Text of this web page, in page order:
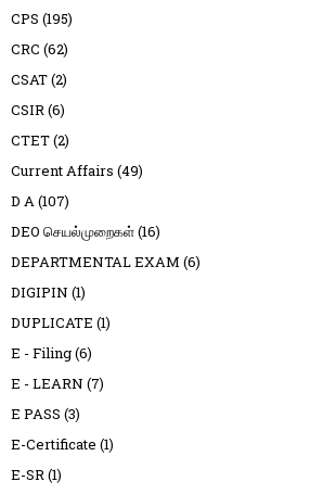
CPS (195)
CRC (62)
CSAT(2)
CSIR(6)
CTET(2)
Current Affairs (49)
D A(107)
DEO செயல்முறைகள்(16)
DEPARTMENTAL EXAM (6)
DIGIPIN (1)
DUPLICATE (1)
E - Filing(6)
E - LEARN (7)
E PASS (3)
E-Certificate (1)
E-SR(1)